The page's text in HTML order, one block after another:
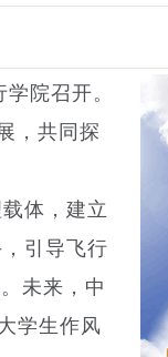
院召开。
，共同探
体，建立
引导飞行
未来，中
学生作风